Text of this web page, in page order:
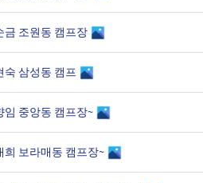
금 조원동 캠프장
숙 삼성동 캠프
임 중앙동 캠프장~
희 보라매동 캠프장~